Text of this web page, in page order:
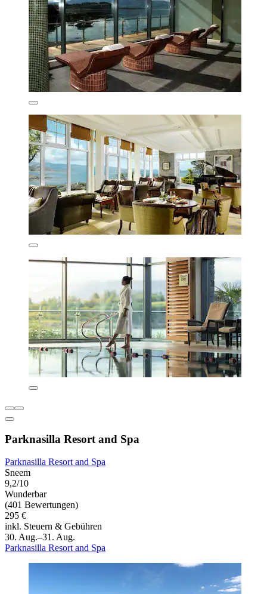
Parknasilla Resort and Spa
Parknasilla Resort and Spa
Sneem
9,2/10
Wunderbar
(401 Bewertungen)
295 €
inkl. Steuern & Gebühren
30. Aug.–31. Aug.
Parknasilla Resort and Spa